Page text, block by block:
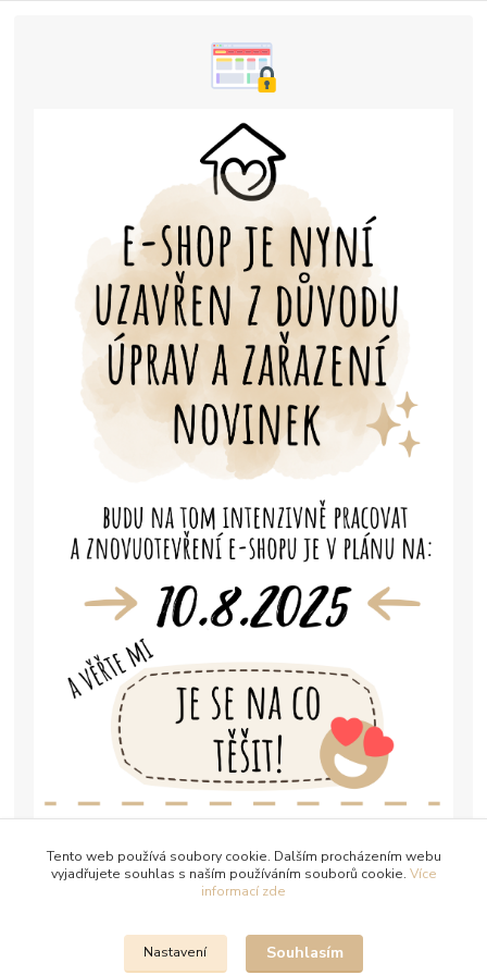
Tento web používá soubory cookie. Dalším procházením webu
vyjadřujete souhlas s naším používáním souborů cookie. Více
informací zde
Nastavení Souhlasím